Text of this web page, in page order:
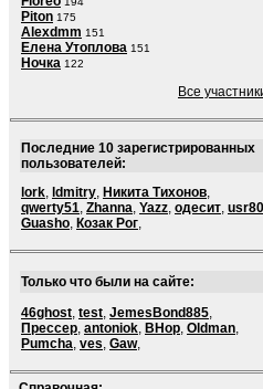
Piton 175
Alexdmm 151
Елена Утоплова 151
Ночка 122
Все
Последние 10 зарегистрированных
пользователей:
lork, ldmitry, Никита Тихонов,
qwerty51, Zhanna, Yazz, одесит, usr80
Guasho, Козак Рог,
Только что были на сайте:
46ghost, test, JemesBond885,
Прессер, antoniok, BHop, Oldman,
Pumcha, ves, Gaw,